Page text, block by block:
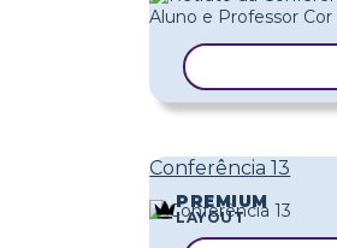
Conferência 13
PREMIUM
LAYOUT